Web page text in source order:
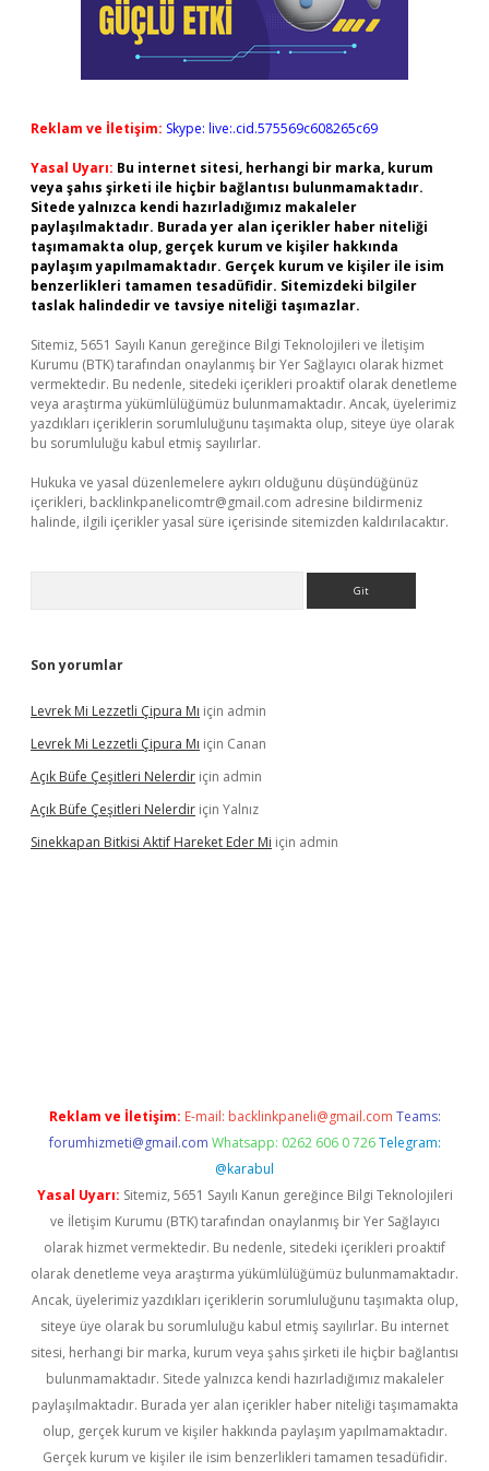
Reklam ve İletişim: Skype: live:.cid.575569c608265c69
Yasal Uyarı: Bu internet sitesi, herhangi bir marka, kurum
veya şahıs şirketi ile hiçbir bağlantısı bulunmamaktadır.
Sitede yalnızca kendi hazırladığımız makaleler
paylaşılmaktadır. Burada yer alan içerikler haber niteliği
taşımamakta olup, gerçek kurum ve kişiler hakkında
paylaşım yapılmamaktadır. Gerçek kurum ve kişiler ile isim
benzerlikleri tamamen tesadüfidir. Sitemizdeki bilgiler
taslak halindedir ve tavsiye niteliği taşımazlar.
Sitemiz, 5651 Sayılı Kanun gereğince Bilgi Teknolojileri ve İletişim
Kurumu (BTK) tarafından onaylanmış bir Yer Sağlayıcı olarak hizmet
vermektedir. Bu nedenle, sitedeki içerikleri proaktif olarak denetleme
veya araştırma yükümlülüğümüz bulunmamaktadır. Ancak, üyelerimiz
yazdıkları içeriklerin sorumluluğunu taşımakta olup, siteye üye olarak
bu sorumluluğu kabul etmiş sayılırlar.
Hukuka ve yasal düzenlemelere aykırı olduğunu düşündüğünüz
içerikleri, backlinkpanelicomtr@gmail.com adresine bildirmeniz
halinde, ilgili içerikler yasal süre içerisinde sitemizden kaldırılacaktır.
Son yorumlar
Levrek Mi Lezzetli Çipura Mı için admin
Levrek Mi Lezzetli Çipura Mı için Canan
Açık Büfe Çeşitleri Nelerdir için admin
Açık Büfe Çeşitleri Nelerdir için Yalnız
Sinekkapan Bitkisi Aktif Hareket Eder Mi için admin
Reklam ve İletişim: E-mail: backlinkpaneli@gmail.com Teams:
forumhizmeti@gmail.com Whatsapp: 0262 606 0 726 Telegram:
@karabul
Yasal Uyarı: Sitemiz, 5651 Sayılı Kanun gereğince Bilgi Teknolojileri
ve İletişim Kurumu (BTK) tarafından onaylanmış bir Yer Sağlayıcı
olarak hizmet vermektedir. Bu nedenle, sitedeki içerikleri proaktif
olarak denetleme veya araştırma yükümlülüğümüz bulunmamaktadır.
Ancak, üyelerimiz yazdıkları içeriklerin sorumluluğunu taşımakta olup,
siteye üye olarak bu sorumluluğu kabul etmiş sayılırlar. Bu internet
sitesi, herhangi bir marka, kurum veya şahıs şirketi ile hiçbir bağlantısı
bulunmamaktadır. Sitede yalnızca kendi hazırladığımız makaleler
paylaşılmaktadır. Burada yer alan içerikler haber niteliği taşımamakta
olup, gerçek kurum ve kişiler hakkında paylaşım yapılmamaktadır.
Gerçek kurum ve kişiler ile isim benzerlikleri tamamen tesadüfidir.